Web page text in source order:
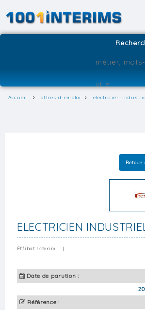
Accueil offres-d-emploi electricien-
Retour
ELECTRICIEN
Effibat Interim |
Date de parution :
Référence :